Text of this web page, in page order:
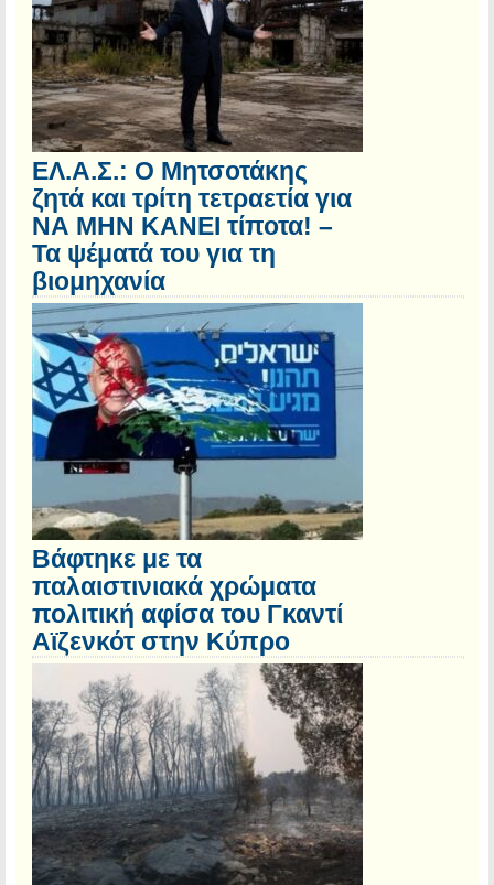
ΕΛ.Α.Σ.: Ο Μητσοτάκης
ζητά και τρίτη τετραετία για
ΝΑ ΜΗΝ ΚΑΝΕΙ τίποτα! –
Τα ψέματά του για τη
βιομηχανία
Βάφτηκε με τα
παλαιστινιακά χρώματα
πολιτική αφίσα του Γκαντί
Αϊζενκότ στην Κύπρο